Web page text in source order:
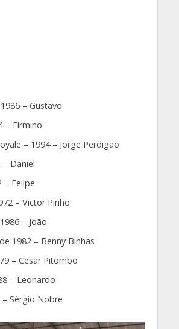
– Gustavo
– Firmino
– 1994 – Jorge Perdigão
– Daniel
– Felipe
– Victor Pinho
– João
1982 – Benny Binhas
– Cesar Pitombo
– Leonardo
– Sérgio Nobre